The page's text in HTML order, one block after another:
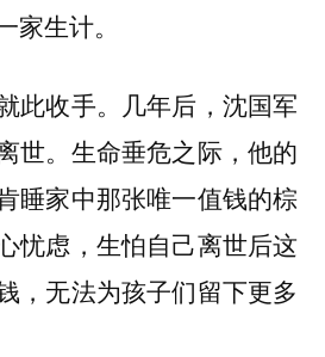
家生计。
此收手。几年后，沈国军
世。生命垂危之际，他的
睡家中那张唯一值钱的棕
忧虑，生怕自己离世后这
，无法为孩子们留下更多